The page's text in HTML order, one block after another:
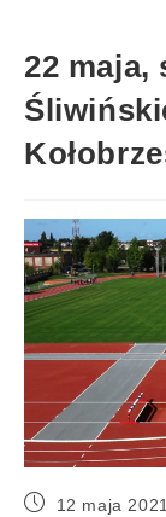
22 maja,
12 maja 2021